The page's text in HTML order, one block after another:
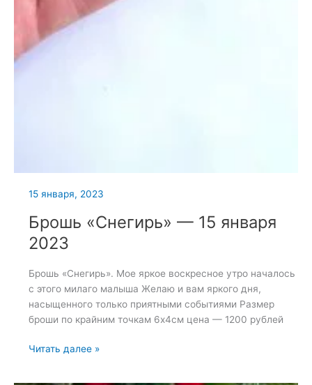
15 января, 2023
Брошь «Снегирь» — 15 января
2023
Брошь «Снегирь». Мое яркое воскресное утро началось
с этого милаго малыша Желаю и вам яркого дня,
насыщенного только приятными событиями Размер
броши по крайним точкам 6х4см цена — 1200 рублей
Брошь
Читать далее »